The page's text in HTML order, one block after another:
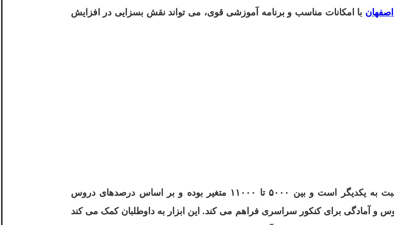
با امکانات مناسب و برنامه آموزشی قوی، می تواند نقش بسزایی در افزایش
تراز در کنکور سراسری، مقیاسی عددی برای سنجش عملکرد داوطلبان نسبت به یکدیگر است و بین ۵۰۰۰ تا ۱۱۰۰۰ متغیر بوده و بر اساس درصدهای دروس
و آمادگی برای کنکور سراسری فراهم می کند. این ابزار به داوطلبان کمک می کند